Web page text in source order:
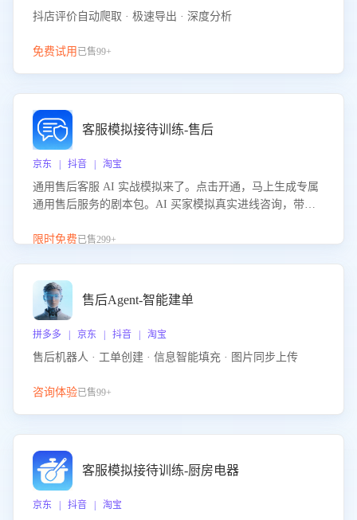
抖店评价自动爬取 · 极速导出 · 深度分析
免费试用 已售99+
客服模拟接待训练-售后
京东 | 抖音 | 淘宝
通用售后客服 AI 实战模拟来了。点击开通，马上生成专属
通用售后服务的剧本包。AI 买家模拟真实进线咨询，带您
的应对要点，轻松提升服务能力。
限时免费已售299+
售后Agent-智能建单
拼多多 | 京东 | 抖音 | 淘宝
售后机器人 · 工单创建 · 信息智能填充 · 图片同步上传
咨询体验已售99+
客服模拟接待训练-厨房电器
京东 | 抖音 | 淘宝